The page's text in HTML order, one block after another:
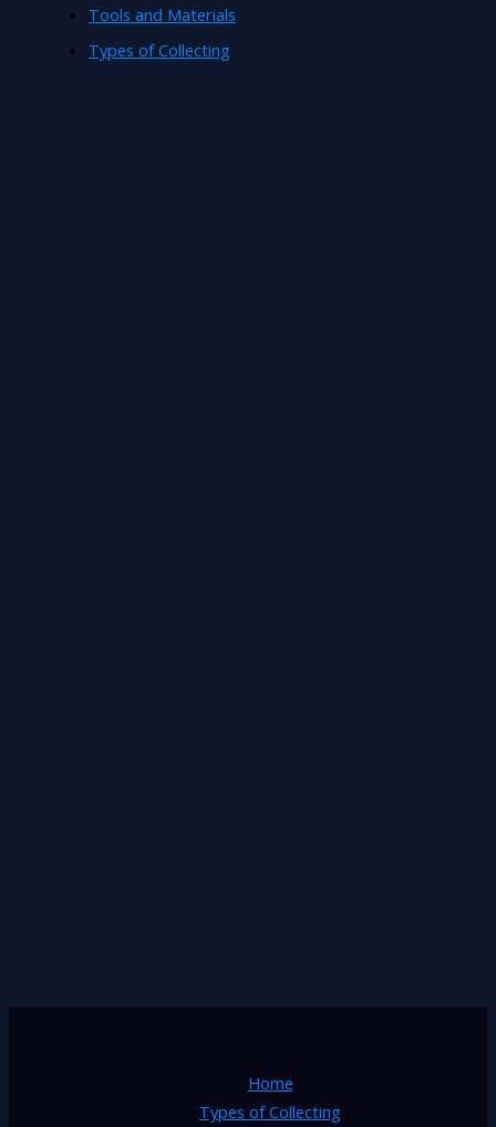
Tools and Materials
Types of Collecting
Home
Types of Collecting